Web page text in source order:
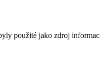
použité jako zdroj